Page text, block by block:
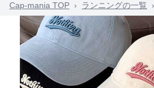
Cap-mania TOP › ランニングの一覧 ›